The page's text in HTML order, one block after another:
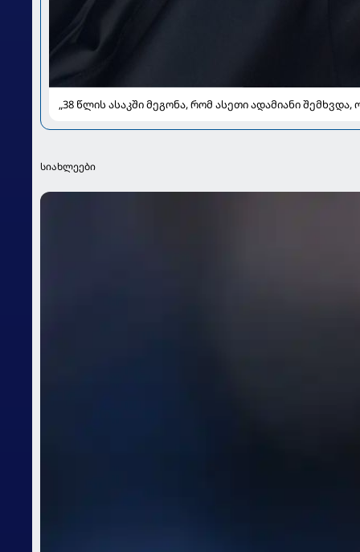
„38 წლის ასაკში მეგონა, რომ ასეთი ადამიანი
სიახლეები